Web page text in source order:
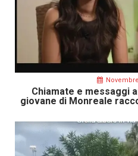
Chiamate e messaggi
giovane di Monreale